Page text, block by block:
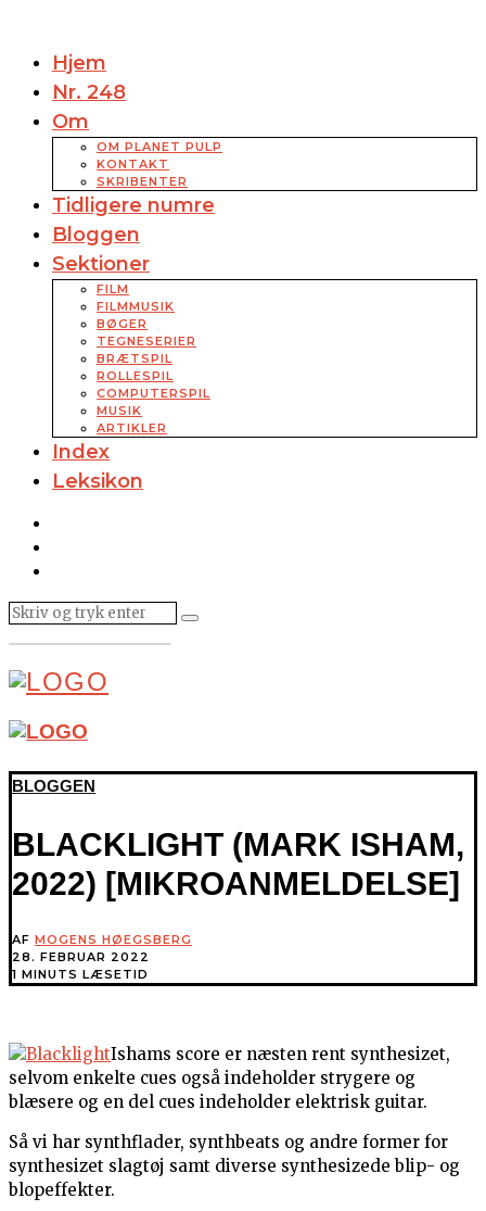
Hjem
Nr. 248
Om
OM PLANET PULP
KONTAKT
SKRIBENTER
Tidligere numre
Bloggen
Sektioner
FILM
FILMMUSIK
BØGER
TEGNESERIER
BRÆTSPIL
ROLLESPIL
COMPUTERSPIL
MUSIK
ARTIKLER
Index
Leksikon
BLOGGEN
BLACKLIGHT (MARK ISHAM,
2022) [MIKROANMELDELSE]
AF MOGENS HØEGSBERG
28. FEBRUAR 2022
1 MINUTS LÆSETID
Ishams score er næsten rent synthesizet,
selvom enkelte cues også indeholder strygere og
blæsere og en del cues indeholder elektrisk guitar.
Så vi har synthflader, synthbeats og andre former for
synthesizet slagtøj samt diverse synthesizede blip- og
blopeffekter.